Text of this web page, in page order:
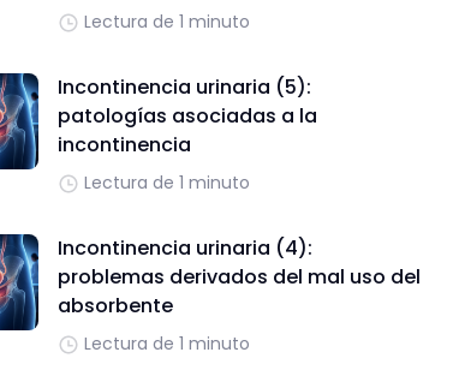
Lectura de 1 minuto
Incontinencia urinaria (5):
patologías asociadas a la
incontinencia
Lectura de 1 minuto
Incontinencia urinaria (4):
problemas derivados del mal uso del
absorbente
Lectura de 1 minuto